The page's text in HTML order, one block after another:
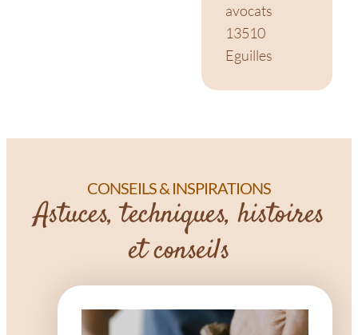
avocats
13510
Eguilles
CONSEILS & INSPIRATIONS
Astuces, techniques, histoires
et conseils